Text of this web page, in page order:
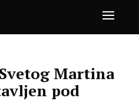
Martina
pod